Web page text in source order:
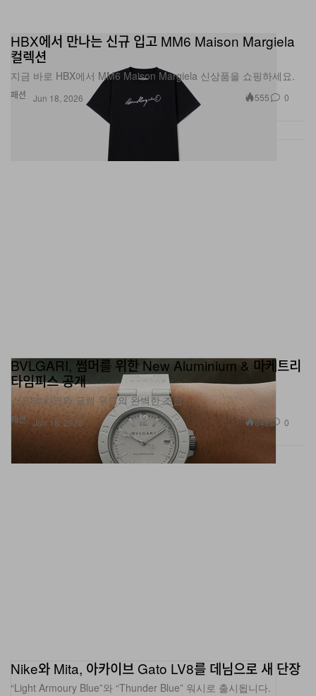
패션
HBX에서 만나는 신규 입고 MM6 Maison Margiela
컬렉션
지금 바로 HBX에서 MM6 Maison Margiela 신상품을 쇼핑하세요.
Jun 18, 2026 555 0
패션
BVLGARI, 썸머를 위한 New Aluminium & 마케트리
타임피스 공개
스포티 시크와 글램 무드의 완벽한 조합.
Jun 18, 2026 848 0
Nike와 Mita, 아카이브 Gato LV8를 데님으로 새 단장
“Light Armoury Blue”와 “Thunder Blue” 워시로 출시됩니다.